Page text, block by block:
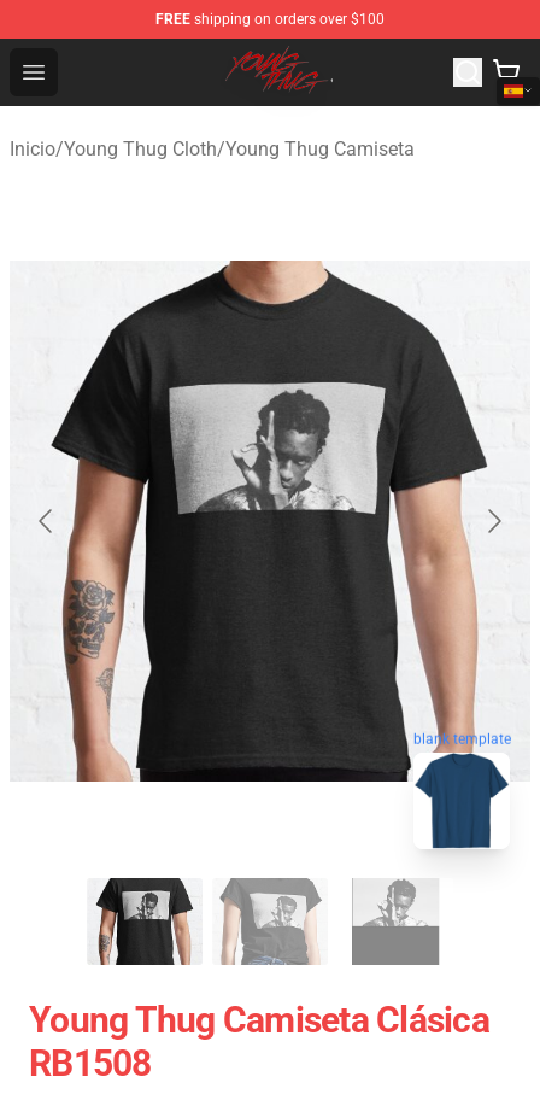
FREE shipping on orders over $100
Open menu
Young Thug Shop - Official Young Thug Merchandise
Inicio/Young Thug Cloth/Young Thug Camiseta
blank template
Young Thug Camiseta Clásica
RB1508